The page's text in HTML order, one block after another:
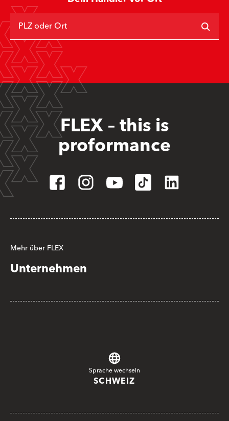
PLZ oder Ort
FLEX – this is
proformance
Mehr über FLEX
Unternehmen
Sprache wechseln
SCHWEIZ